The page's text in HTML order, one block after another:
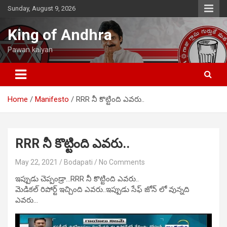
Skip
content
Sunday, August 9, 2026
King of Andhra
Pawan kalyan
Home Manifesto RRR నీ కొట్టింది ఎవరు..
RRR నీ కొట్టింది ఎవరు..
May 22, 2021 Bodapati No Comments
ఇప్పుడు చెప్పండ్రా…RRR నీ కొట్టింది ఎవరు..
మెడికల్ రిపోర్ట్ ఇచ్చింది ఎవరు..ఇప్పుడు సేఫ్ జోన్ లో వున్నది
ఎవరు…